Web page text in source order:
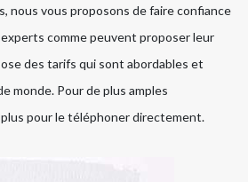
nous vous proposons de faire confiance
comme peuvent proposer leur
des tarifs qui sont abordables et
monde. Pour de plus amples
pour le téléphoner directement.